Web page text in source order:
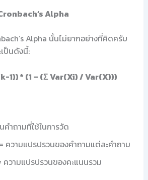
Alpha
Alpha นั้นไม่ยากอย่างที่คิดครับ
ป็นดังนี้:
1)) * (1 – (Σ Var(Xi) / Var(X)))
คำถามที่ใช้ในการวัด
= ความแปรปรวนของคำถามแต่ละคำถาม
ความแปรปรวนของคะแนนรวม